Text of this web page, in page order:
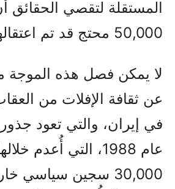
المستقلة لتقصي الحقائق
50,000 محتج قد تم اعتقالهم.
لا يمكن فصل هذه الموجة
عن ثقافة الإفلات من
في إيران، والتي تعود
عام 1988، التي أُعدم
30,000 سجين سياسي